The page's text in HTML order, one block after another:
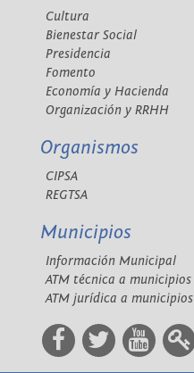
Cultura
Bienestar Social
Presidencia
Fomento
Economía y Hacienda
Organización y RRHH
Organismos
CIPSA
REGTSA
Municipios
Información Municipal
ATM técnica a municipios
ATM jurídica a municipios